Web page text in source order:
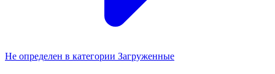
Не определен в категории Загруженные